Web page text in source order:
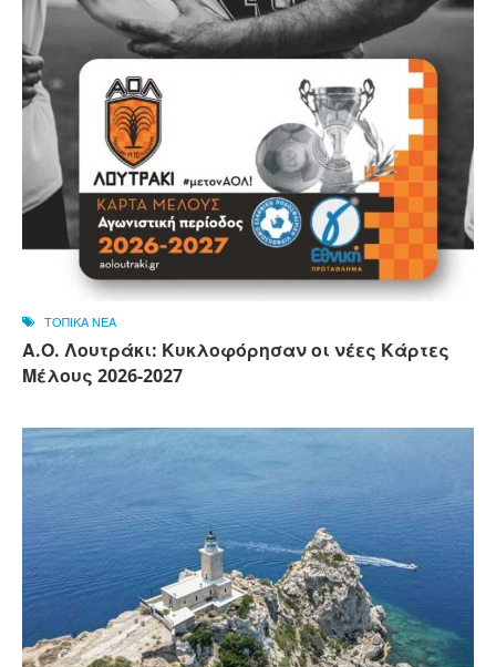
ΤΟΠΙΚΑ ΝΕΑ
Α.Ο. Λουτράκι: Κυκλοφόρησαν οι νέες Κάρτες
Μέλους 2026-2027